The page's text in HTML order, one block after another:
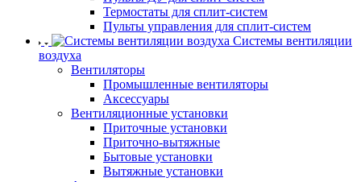
Термостаты для сплит-систем
Пульты управления для сплит-систем
Системы вентиляции
воздуха
Вентиляторы
Промышленные вентиляторы
Аксессуары
Вентиляционные установки
Приточные установки
Приточно-вытяжные
Бытовые установки
Вытяжные установки